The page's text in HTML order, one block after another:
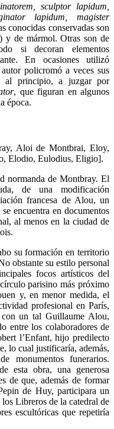
sculptor lapidum,
lapidum, magister
conocidas conservadas son
y de mármol. Otras son de
si decoran elementos
En ocasiones utilizó
policromó a veces sus
al principio, a juzgar por
, que figuran en algunos
época.
Aloi de Montbrai, Eloy,
Elodio, Eulodius, Eligio].
normanda de Montbray. El
de una modificación
francesa de Alou, un
encuentra en documentos
al menos en la ciudad de
su formación en territorio
obstante su estilo personal
focos artísticos del
parisino más próximo
y, en menor medida, el
profesional en París,
con un tal Guillaume Alou,
entre los colaboradores de
l’Enfant, hijo predilecto
lo cual justificaría, además,
monumentos funerarios.
esta obra, una generosa
de que, además de formar
de Huy, participara un
Libreros de la catedral de
escultóricas que repetiría